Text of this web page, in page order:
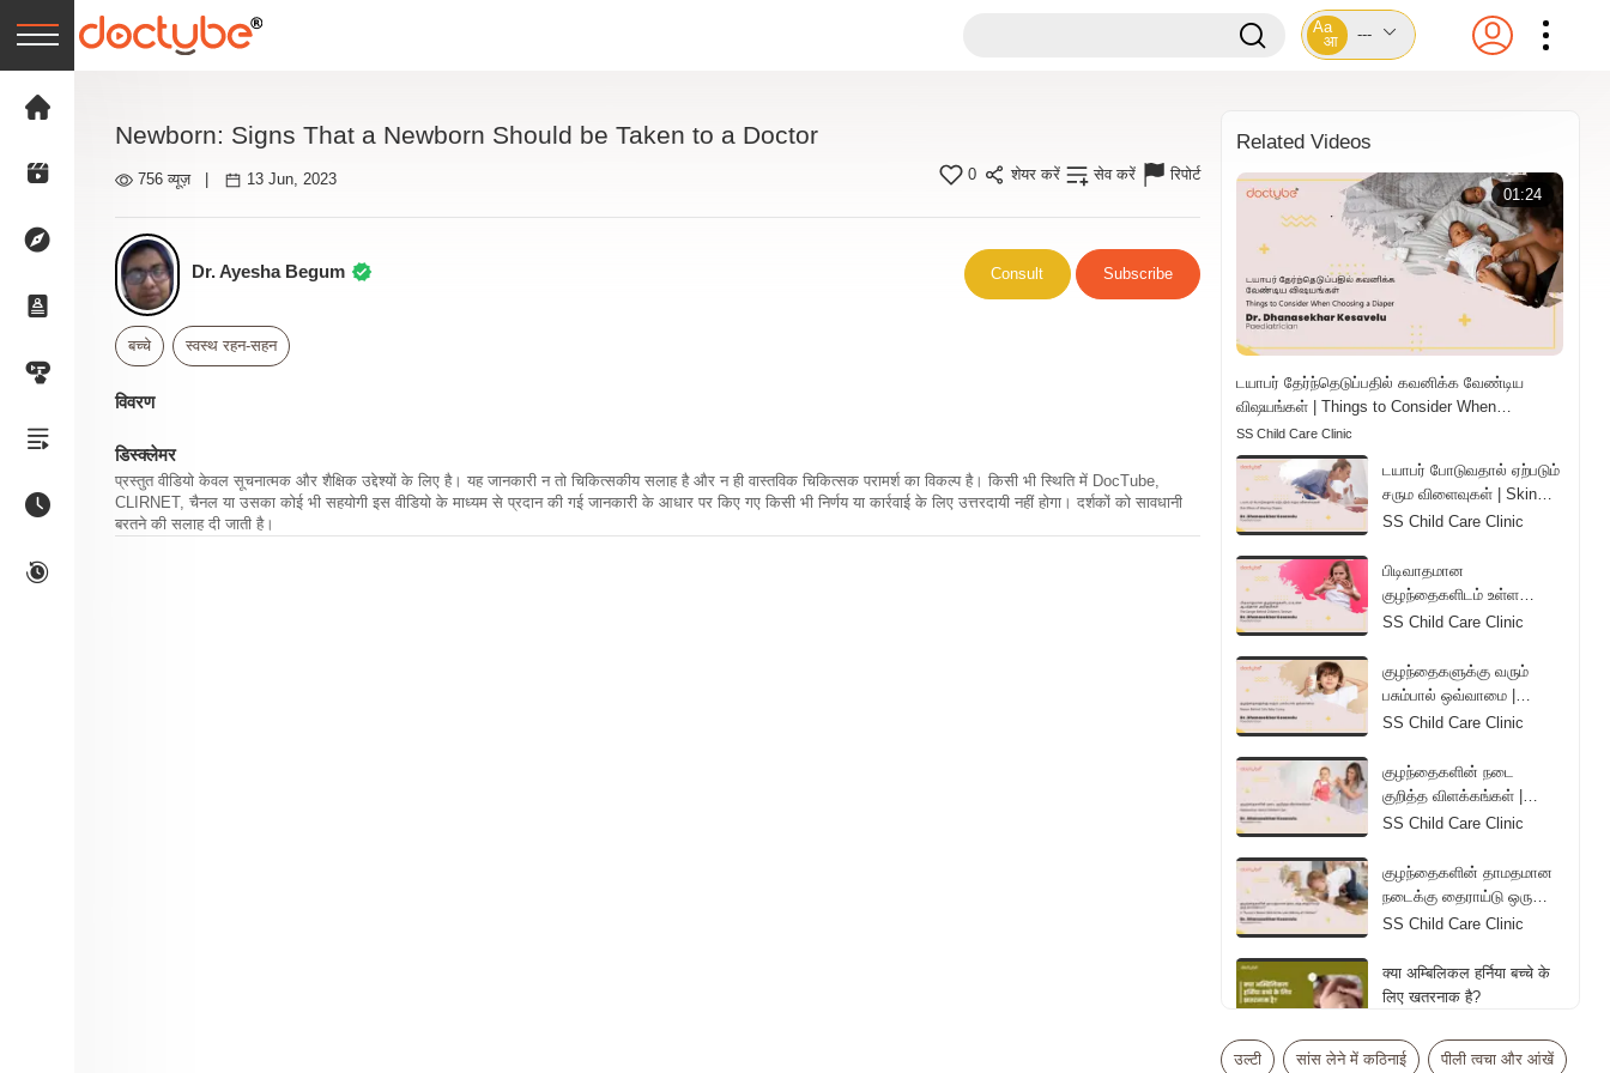
Aa
आ
---
Newborn: Signs That a Newborn Should be Taken to a Doctor
756 व्यूज़ 13 Jun, 2023 0 शेयर करें सेव करें रिपोर्ट
Dr. Ayesha Begum Consult Subscribe
बच्चे स्वस्थ रहन-सहन
विवरण
डिस्क्लेमर
प्रस्तुत वीडियो केवल सूचनात्मक और शैक्षिक उद्देश्यों के लिए है। यह जानकारी न तो चिकित्सकीय सलाह है और न ही वास्तविक चिकित्सक परामर्श का विकल्प है। किसी भी स्थिति में DocTube,
CLIRNET, चैनल या उसका कोई भी सहयोगी इस वीडियो के माध्यम से प्रदान की गई जानकारी के आधार पर किए गए किसी भी निर्णय या कार्रवाई के लिए उत्तरदायी नहीं होगा। दर्शकों को सावधानी
बरतने की सलाह दी जाती है।
Related Videos
01:24
டயாபர் தேர்ந்தெடுப்பதில் கவனிக்க வேண்டிய
விஷயங்கள் | Things to Consider When
Choosing a Diaper | Tamil
SS Child Care Clinic
டயாபர் போடுவதால் ஏற்படும்
சரும விளைவுகள் | Skin
Effects of Wearing
SS Child Care Clinic
பிடிவாதமான
குழந்தைகளிடம் உள்ள
ஆபத்தான அறிகுறிகள் |
Children's Tantrum | Tamil
SS Child Care Clinic
குழந்தைகளுக்கு வரும்
பசும்பால் ஒவ்வாமை |
Reason Behind Colic
SS Child Care Clinic
குழந்தைகளின் நடை
குறித்த விளக்கங்கள் |
Explanations About
SS Child Care Clinic
குழந்தைகளின் தாமதமான
நடைக்கு தைராய்டு ஒரு
காரணமா? | Is Thyroid a
Walking of Children? |
Tamil
SS Child Care Clinic
क्या अम्बिलिकल हर्निया बच्चे के
लिए खतरनाक है?
उल्टी सांस लेने में कठिनाई पीली त्वचा और आंखें